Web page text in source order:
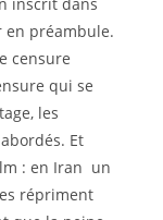
en préambule.
censure
qui se
les
Et
: en Iran un
répriment